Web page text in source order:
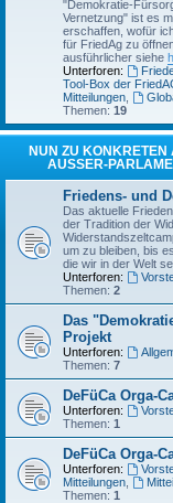
"Demokratie-
Vernetzung" ist es
erschaffen, wofür
für FriedAg zu
ausführlicher siehe
Unterforen:
Tool-Box der
Mitteilungen
Themen: 19
NUN ZU
AUSSER-
Friedens- und
Das aktuelle
der Tradition der
um zu bleiben, bis
die wir in der Welt
Unterforen:
Themen: 2
Das
Projekt
Unterforen:
Themen: 7
DeFüCa Orga-
Unterforen:
Themen: 1
DeFüCa Orga-
Unterforen:
Mitteilungen
Themen: 1